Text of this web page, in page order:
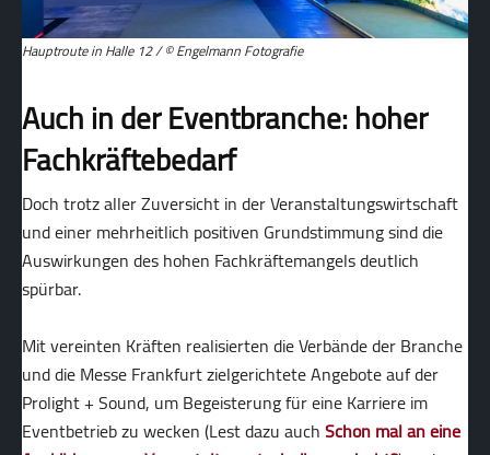
Hauptroute in Halle 12 / © Engelmann Fotografie
Auch in der Eventbranche: hoher
Fachkräftebedarf
Doch trotz aller Zuversicht in der Veranstaltungswirtschaft
und einer mehrheitlich positiven Grundstimmung sind die
Auswirkungen des hohen Fachkräftemangels deutlich
spürbar.
Mit vereinten Kräften realisierten die Verbände der Branche
und die Messe Frankfurt zielgerichtete Angebote auf der
Prolight + Sound, um Begeisterung für eine Karriere im
Eventbetrieb zu wecken (Lest dazu auchSchon mal an eine